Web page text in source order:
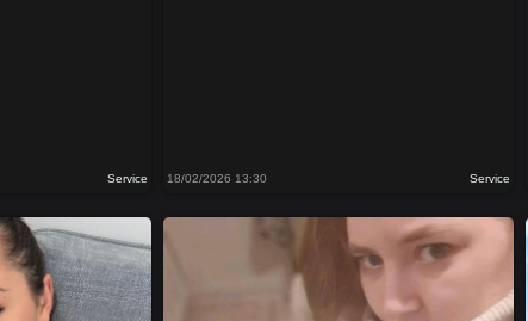
Service 18/02/2026 13:30 Service